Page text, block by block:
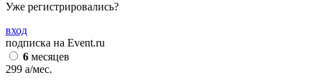
Уже регистрировались?
вход
подписка на Event.ru
6 месяцев
299 a/мес.